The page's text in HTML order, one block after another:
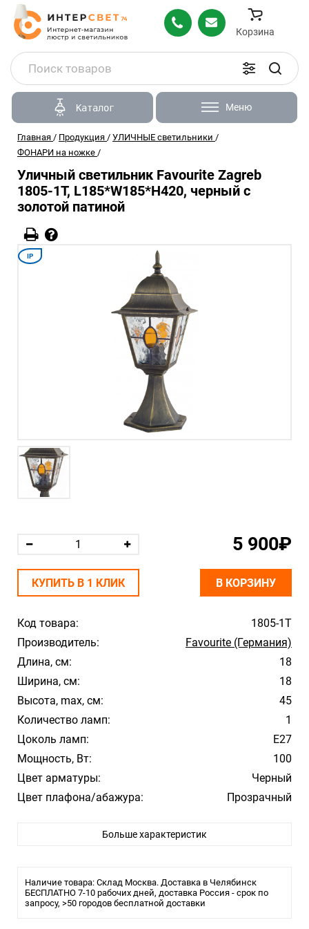
Корзина
Каталог Меню
Главная / Продукция / УЛИЧНЫЕ светильники /
ФОНАРИ на ножке /
Уличный светильник Favourite Zagreb
1805-1T, L185*W185*H420, черный с
золотой патиной
IP
Код товара:
1805-1T
Производитель:
Favourite (Германия)
Длина, см:
18
Ширина, см:
18
Высота, max, см:
45
Количество ламп:
1
Цоколь ламп:
E27
Мощность, Вт:
100
Цвет арматуры:
Черный
Цвет плафона/абажура:
Прозрачный
Длина: 180 мм
Ширина: 180 мм
Высота: 450 мм
Больше характеристик
Наличие товара: Склад Москва. Доставка в Челябинск
БЕСПЛАТНО 7-10 рабочих дней, доставка Россия - срок по
запросу, >50 городов бесплатной доставки
5 900₽
КУПИТЬ В 1 КЛИК В КОРЗИНУ